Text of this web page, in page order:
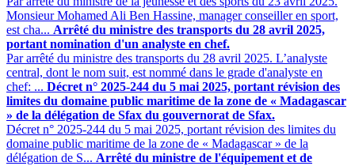
Monsieur Mohamed Ali Ben Hassine, manager conseiller en sport,
est cha... Arrêté du ministre des transports du 28 avril 2025,
portant nomination d'un analyste en chef.
Par arrêté du ministre des transports du 28 avril 2025. L’analyste
central, dont le nom suit, est nommé dans le grade d'analyste en
chef: ... Décret n° 2025-244 du 5 mai 2025, portant révision des
limites du domaine public maritime de la zone de « Madagascar
» de la délégation de Sfax du gouvernorat de Sfax.
Décret n° 2025-244 du 5 mai 2025, portant révision des limites du
domaine public maritime de la zone de « Madagascar » de la
délégation de S... Arrêté du ministre de l'équipement et de